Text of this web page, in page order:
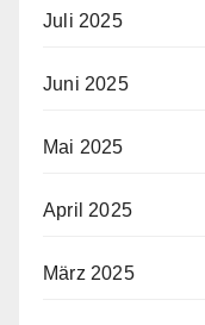
Juli 2025
Juni 2025
Mai 2025
April 2025
März 2025